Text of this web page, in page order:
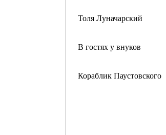
Толя Луначарский
В гостях у внуков
Кораблик Паустовского